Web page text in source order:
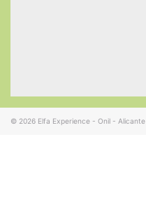
© 2026 Elfa Experience - Onil - Alicante